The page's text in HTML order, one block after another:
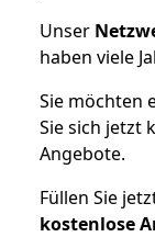
Unser
haben viele
Sie möchten
Sie sich jetzt
Angebote.
Füllen Sie
kostenlose